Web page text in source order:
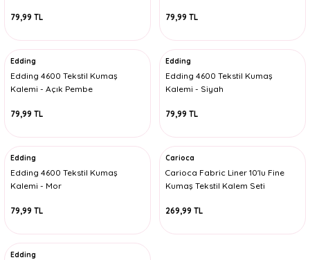
79,99 TL 79,99 TL
Edding
Edding 4600 Tekstil Kumaş
Kalemi - Açık Pembe
79,99 TL
Edding
Edding 4600 Tekstil Kumaş
Kalemi - Siyah
79,99 TL
Edding
Edding 4600 Tekstil Kumaş
Kalemi - Mor
79,99 TL
Carioca
Carioca Fabric Liner 10'lu Fine
Kumaş Tekstil Kalem Seti
269,99 TL
Edding